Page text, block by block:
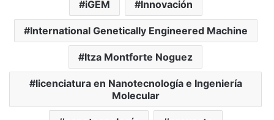
iGEM Innovación
International Genetically Engineered Machine
Itza Montforte Noguez
licenciatura en Nanotecnología e Ingeniería
Molecular